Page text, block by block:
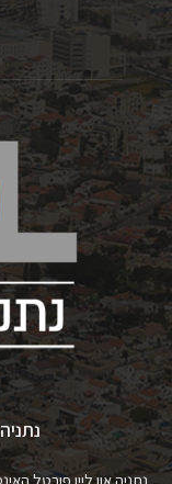
נתניה און ליין פורטל